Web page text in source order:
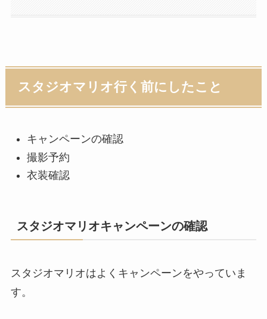
スタジオマリオ行く前にしたこと
キャンペーンの確認
撮影予約
衣装確認
スタジオマリオキャンペーンの確認
スタジオマリオはよくキャンペーンをやっていま
す。